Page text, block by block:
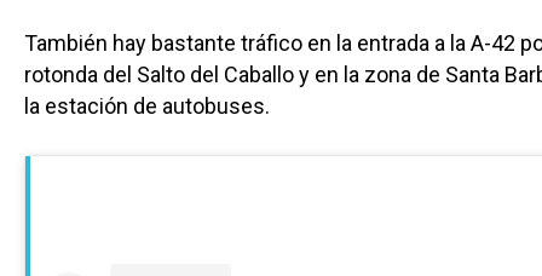
También hay bastante tráfico en la entrada a la A-42
rotonda del Salto del Caballo y en la zona de Santa
la estación de autobuses.